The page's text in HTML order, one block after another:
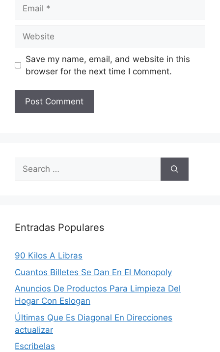
Save my name, email, and website in this
browser for the next time I comment.
Search
for:
Entradas Populares
90 Kilos A Libras
Cuantos Billetes Se Dan En El Monopoly
Anuncios De Productos Para Limpieza Del
Hogar Con Eslogan
Últimas Que Es Diagonal En Direcciones
actualizar
Escribelas